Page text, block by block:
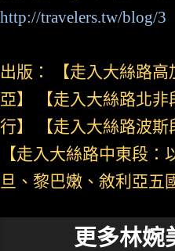
http://travelers.tw/blog/3
出版： 【走入大絲路
亞】 【走入大絲路北
行】 【走入大絲路波斯
【走入大絲路中東段
旦、黎巴嫩、敘利亞五
更多林婉